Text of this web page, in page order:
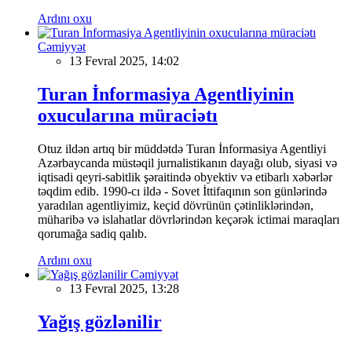
Ardını oxu
Cəmiyyət
13 Fevral 2025, 14:02
Turan İnformasiya Agentliyinin
oxucularına müraciətı
Otuz ildən artıq bir müddətdə Turan İnformasiya Agentliyi
Azərbaycanda müstəqil jurnalistikanın dayağı olub, siyasi və
iqtisadi qeyri-sabitlik şəraitində obyektiv və etibarlı xəbərlər
təqdim edib. 1990-cı ildə - Sovet İttifaqının son günlərində
yaradılan agentliyimiz, keçid dövrünün çətinliklərindən,
müharibə və islahatlar dövrlərindən keçərək ictimai maraqları
qorumağa sadiq qalıb.
Ardını oxu
Cəmiyyət
13 Fevral 2025, 13:28
Yağış gözlənilir